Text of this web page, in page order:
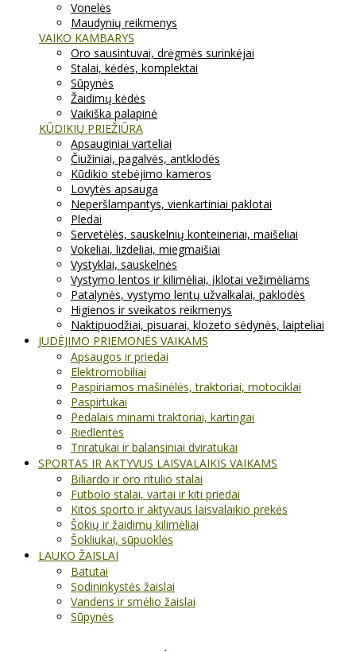
Vonelės
Maudynių reikmenys
VAIKO KAMBARYS
Oro sausintuvai, drėgmės surinkėjai
Stalai, kėdės, komplektai
Sūpynės
Žaidimų kėdės
Vaikiška palapinė
KŪDIKIŲ PRIEŽIŪRA
Apsauginiai varteliai
Čiužiniai, pagalvės, antklodės
Kūdikio stebėjimo kameros
Lovytės apsauga
Neperšlampantys, vienkartiniai paklotai
Pledai
Servetėlės, sauskelnių konteineriai, maišeliai
Vokeliai, lizdeliai, miegmaišiai
Vystyklai, sauskelnės
Vystymo lentos ir kilimėliai, įklotai vežimėliams
Patalynės, vystymo lentų užvalkalai, paklodės
Higienos ir sveikatos reikmenys
Naktipuodžiai, pisuarai, klozeto sėdynės, laipteliai
JUDĖJIMO PRIEMONĖS VAIKAMS
Apsaugos ir priedai
Elektromobiliai
Paspiriamos mašinėlės, traktoriai, motociklai
Paspirtukai
Pedalais minami traktoriai, kartingai
Riedlentės
Triratukai ir balansiniai dviratukai
SPORTAS IR AKTYVUS LAISVALAIKIS VAIKAMS
Biliardo ir oro ritulio stalai
Futbolo stalai, vartai ir kiti priedai
Kitos sporto ir aktyvaus laisvalaikio prekės
Šokių ir žaidimų kilimėliai
Šokliukai, sūpuoklės
LAUKO ŽAISLAI
Batutai
Sodininkystės žaislai
Vandens ir smėlio žaislai
Sūpynės